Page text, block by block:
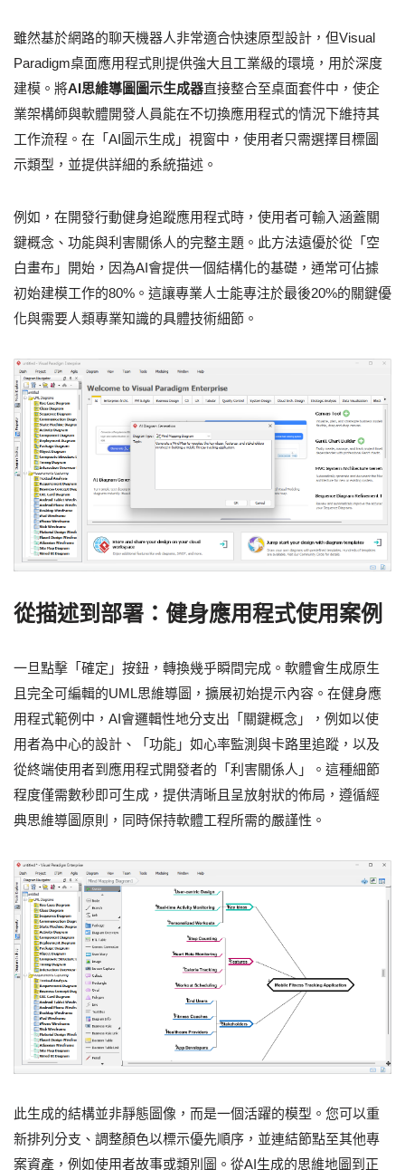
雖然基於網路的聊天機器人非常適合快速原型設計，但Visual
Paradigm桌面應用程式則提供強大且工業級的環境，用於深度
建模。將AI思維導圖圖示生成器直接整合至桌面套件中，使企
業架構師與軟體開發人員能在不切換應用程式的情況下維持其
工作流程。在「AI圖示生成」視窗中，使用者只需選擇目標圖
示類型，並提供詳細的系統描述。
例如，在開發行動健身追蹤應用程式時，使用者可輸入涵蓋關
鍵概念、功能與利害關係人的完整主題。此方法遠優於從「空
白畫布」開始，因為AI會提供一個結構化的基礎，通常可佔據
初始建模工作的80%。這讓專業人士能專注於最後20%的關鍵優
化與需要人類專業知識的具體技術細節。
從描述到部署：健身應用程式使用案例
一旦點擊「確定」按鈕，轉換幾乎瞬間完成。軟體會生成原生
且完全可編輯的UML思維導圖，擴展初始提示內容。在健身應
用程式範例中，AI會邏輯性地分支出「關鍵概念」，例如以使
用者為中心的設計、「功能」如心率監測與卡路里追蹤，以及
從終端使用者到應用程式開發者的「利害關係人」。這種細節
程度僅需數秒即可生成，提供清晰且呈放射狀的佈局，遵循經
典思維導圖原則，同時保持軟體工程所需的嚴謹性。
此生成的結構並非靜態圖像，而是一個活躍的模型。您可以重
新排列分支、調整顏色以標示優先順序，並連結節點至其他專
案資產，例如使用者故事或類別圖。從AI生成的思維地圖到正